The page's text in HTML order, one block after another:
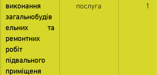
виконання
загальнобудів
ельних та
ремонтних
робіт
підвального
приміщеня
послуга 1